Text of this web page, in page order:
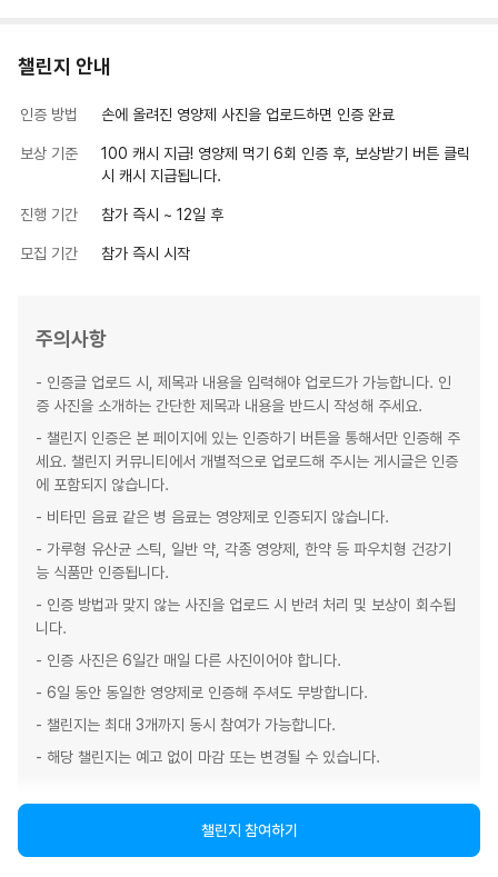
챌린지 참여하기
챌린지 안내
인증 방법 손에 올려진 영양제 사진을 업로드하면 인증 완료
보상 기준
100 캐시 지급! 영양제 먹기 6회 인증 후, 보상받기 버튼 클릭
시 캐시 지급됩니다.
진행 기간 참가 즉시 ~ 12일 후
모집 기간 참가 즉시 시작
주의사항
- 인증글 업로드 시, 제목과 내용을 입력해야 업로드가 가능합니다. 인
증 사진을 소개하는 간단한 제목과 내용을 반드시 작성해 주세요.
- 챌린지 인증은 본 페이지에 있는 인증하기 버튼을 통해서만 인증해 주
세요. 챌린지 커뮤니티에서 개별적으로 업로드해 주시는 게시글은 인증
에 포함되지 않습니다.
- 비타민 음료 같은 병 음료는 영양제로 인증되지 않습니다.
- 가루형 유산균 스틱, 일반 약, 각종 영양제, 한약 등 파우치형 건강기
능 식품만 인증됩니다.
- 인증 방법과 맞지 않는 사진을 업로드 시 반려 처리 및 보상이 회수됩
니다.
- 인증 사진은 6일간 매일 다른 사진이어야 합니다.
- 6일 동안 동일한 영양제로 인증해 주셔도 무방합니다.
- 챌린지는 최대 3개까지 동시 참여가 가능합니다.
- 해당 챌린지는 예고 없이 마감 또는 변경될 수 있습니다.